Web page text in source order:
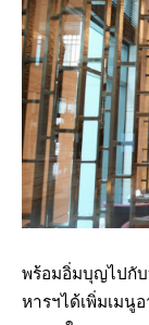
พร้อมอิ่มบุญไปกั
หารฯได้เพิ่มเมนู